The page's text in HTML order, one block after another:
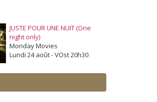
JUSTE POUR UNE NUIT (One
night only)
Monday Movies
Lundi 24 août - VOst 20h30